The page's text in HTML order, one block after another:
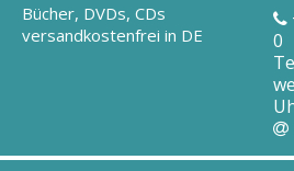
Bücher, DVDs, CDs
versandkostenfrei in DE
0